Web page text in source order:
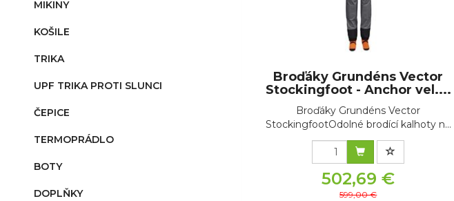
MIKINY
KOŠILE
TRIKA
UPF TRIKA PROTI SLUNCI
ČEPICE
TERMOPRÁDLO
BOTY
DOPLŇKY
Broďáky Grundéns Vector
Stockingfoot - Anchor vel....
Broďáky Grundéns Vector
StockingfootOdolné brodící kalhoty n...
502,69 €
599,00 €